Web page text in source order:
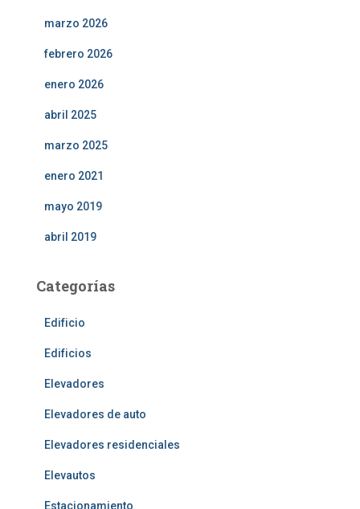
marzo 2026
febrero 2026
enero 2026
abril 2025
marzo 2025
enero 2021
mayo 2019
abril 2019
Categorías
Edificio
Edificios
Elevadores
Elevadores de auto
Elevadores residenciales
Elevautos
Estacionamiento